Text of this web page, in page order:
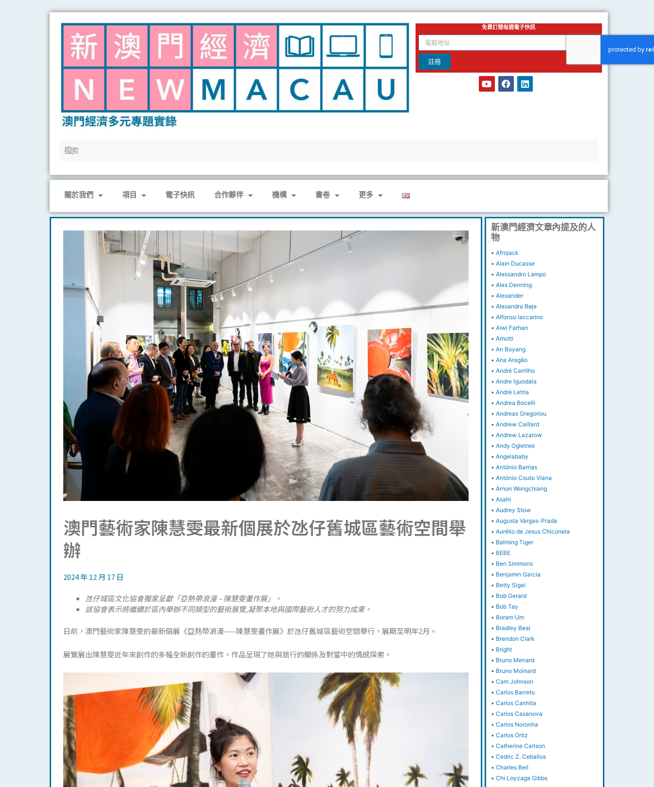
免費訂閱每週電子快訊
email
註冊
關於我們 項目 電子快訊 合作夥伴 機構 書卷 更多
澳門藝術家陳慧雯最新個展於氹仔舊城區藝術空間舉
辦
2024 年 12 月 17 日
氹仔城區文化協會獨家呈獻「亞熱帶浪漫 – 陳慧雯畫作展」。
該協會表示將繼續於區內舉辦不同類型的藝術展覽,凝聚本地與國際藝術人才的努力成果。
日前，澳門藝術家陳慧雯的最新個展《亞熱帶浪漫——陳慧雯畫作展》於氹仔舊城區藝術空間舉行，展期至明年2月。
展覽展出陳慧雯近年來創作的多幅全新創作的畫作。作品呈現了她與旅行的關係及對當中的情感探索。
新澳門經濟文章內提及的人
物
•Afrojack
•Alain Ducasse
•Alessandro Lampo
•Alex Denning
•Alexander
•Alexandra Bøje
•Alfonso Iaccarino
•Alwi Farhan
•Amotti
•An Boyang
•Ana Aragão
•André Carrilho
•Andre Iguodala
•André Letria
•Andrea Bocelli
•Andreas Gregoriou
•Andrew Caillard
•Andrew Lazarow
•Andy Ogletree
•Angelababy
•António Barrias
•António Couto Viana
•Arnon Wongchiang
•Asahi
•Audrey Stow
•Augusta Vargas-Prada
•Aurélio de Jesus Chiconela
• Balming Tiger
• BEBE
• Ben Simmons
• Benjamin Garcia
• Betty Sigei
• Bob Gerard
• Bob Tay
• Boram Um
• Bradley Beal
• Brendon Clark
• Bright
• Bruno Menard
• Bruno Moinard
•Cam Johnson
•Carlos Barreto
•Carlos Canhita
•Carlos Casanova
•Carlos Noronha
•Carlos Ortiz
•Catherine Carlson
•Cedric Z. Ceballos
•Charles Bell
•Chi Loyzaga Gibbs